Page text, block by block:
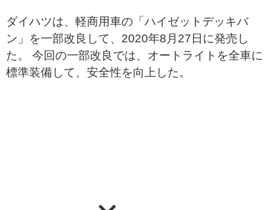
ダイハツは、軽商用車の「ハイゼットデッキバ
ン」を一部改良して、2020年8月27日に発売し
た。 今回の一部改良では、オートライトを全車に
標準装備して、安全性を向上した。